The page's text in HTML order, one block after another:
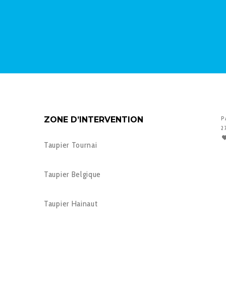
ZONE D’INTERVENTION
Taupier Tournai
Taupier Belgique
Taupier Hainaut